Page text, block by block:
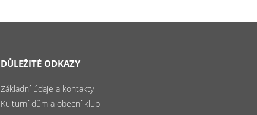
DŮLEŽITÉ ODKAZY
Základní údaje a kontakty
Kulturní dům a obecní klub